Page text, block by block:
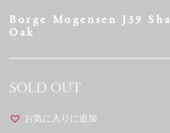
Borge Mogensen J39
Oak
SOLD OUT
お気に入りに追加